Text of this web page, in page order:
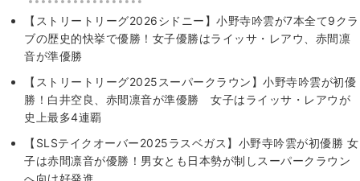
【ストリートリーグ2026シドニー】小野寺吟雲が7本全て9クラ
ブの歴史的快挙で優勝！女子優勝はライッサ・レアウ、赤間凛
音が準優勝
【ストリートリーグ2025スーパークラウン】小野寺吟雲が初優
勝！白井空良、赤間凛音が準優勝 女子はライッサ・レアウが
史上最多4連覇
【SLSテイクオーバー2025ラスベガス】小野寺吟雲が初優勝 女
子は赤間凛音が優勝！男女とも日本勢が制しスーパークラウン
へ向け好発進